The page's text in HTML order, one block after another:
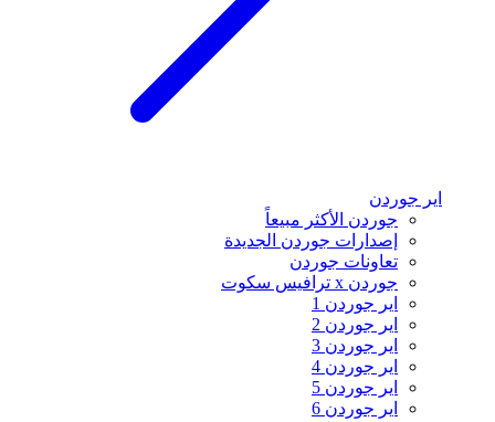
اير جوردن
جوردن الأكثر مبيعاً
إصدارات جوردن الجديدة
تعاونات جوردن
جوردن x ترافيس سكوت
اير جوردن 1
اير جوردن 2
اير جوردن 3
اير جوردن 4
اير جوردن 5
اير جوردن 6